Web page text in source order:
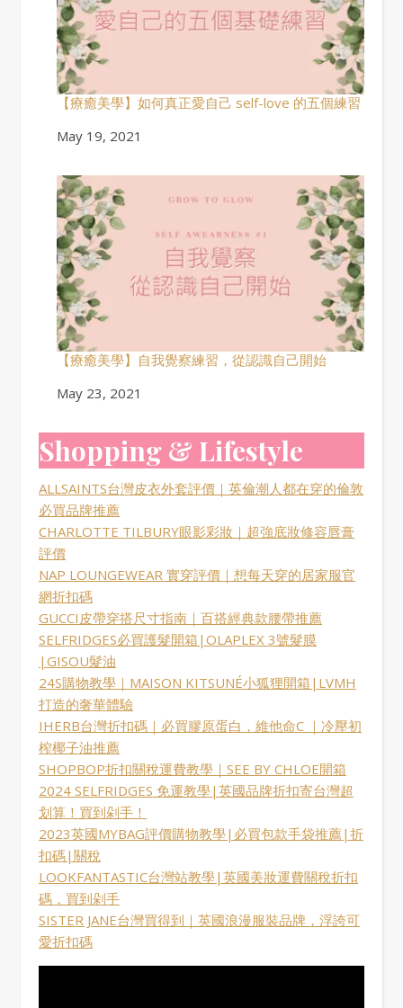
【療癒美學】如何真正愛自己 self-love 的五個練習
Date
May 19, 2021
【療癒美學】自我覺察練習，從認識自己開始
Date
May 23, 2021
Shopping & Lifestyle
ALLSAINTS台灣皮衣外套評價｜英倫潮人都在穿的倫敦
必買品牌推薦
CHARLOTTE TILBURY眼影彩妝｜超強底妝修容唇膏
評價
NAP LOUNGEWEAR 實穿評價｜想每天穿的居家服官
網折扣碼
GUCCI皮帶穿搭尺寸指南｜百搭經典款腰帶推薦
SELFRIDGES必買護髮開箱|OLAPLEX 3號髮膜
|GISOU髮油
24S購物教學｜MAISON KITSUNÉ小狐狸開箱|LVMH
打造的奢華體驗
IHERB台灣折扣碼｜必買膠原蛋白，維他命C ｜冷壓初
榨椰子油推薦
SHOPBOP折扣關稅運費教學｜SEE BY CHLOE開箱
2024 SELFRIDGES 免運教學|英國品牌折扣寄台灣超
划算！買到剁手！
2023英國MYBAG評價購物教學|必買包款手袋推薦|折
扣碼|關稅
LOOKFANTASTIC台灣站教學|英國美妝運費關稅折扣
碼，買到剁手
SISTER JANE台灣買得到｜英國浪漫服裝品牌，浮誇可
愛折扣碼